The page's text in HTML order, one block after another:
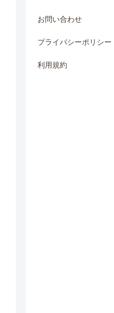
お問い合わせ
プライバシーポリシー
利用規約